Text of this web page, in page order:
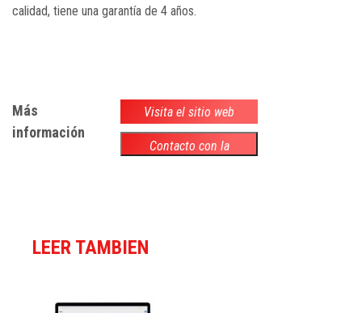
calidad, tiene una garantía de 4 años.
Más
información
Visita el sitio web
Contacto con la
LEER TAMBIEN